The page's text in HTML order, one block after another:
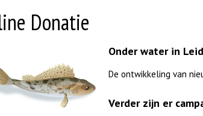
Donatie
Onder water in
De ontwikkeling van
Verder zijn er